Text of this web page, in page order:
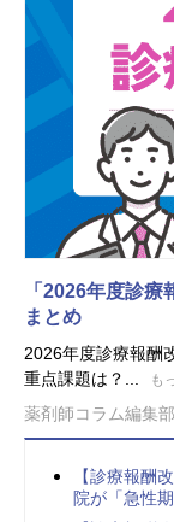
「2026年度診
まとめ
2026年度診療報酬
重点課題は？...
も
薬剤師コラム編集部
【診療報酬
院が「急性